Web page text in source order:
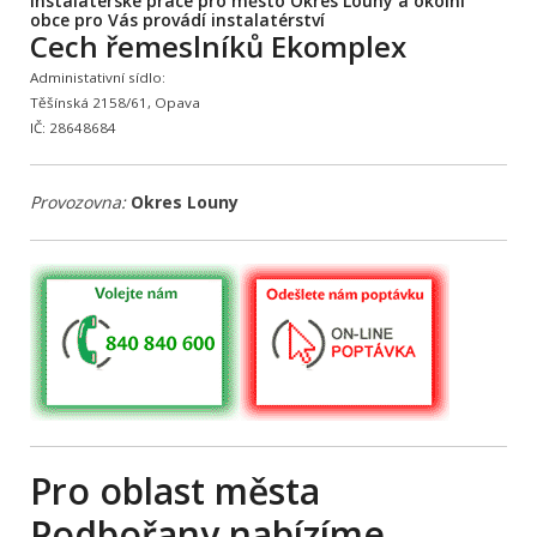
obce pro Vás provádí instalatérství
Cech řemeslníků Ekomplex
Administativní sídlo:
Těšínská 2158/61, Opava
IČ: 28648684
Provozovna: Okres Louny
Pro oblast města